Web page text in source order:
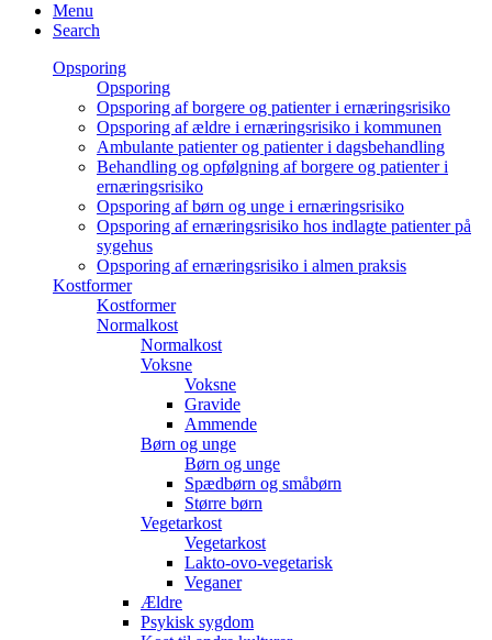
Menu
Search
Opsporing
Opsporing
Opsporing af borgere og patienter i ernæringsrisiko
Opsporing af ældre i ernæringsrisiko i kommunen
Ambulante patienter og patienter i dagsbehandling
Behandling og opfølgning af borgere og patienter i
ernæringsrisiko
Opsporing af børn og unge i ernæringsrisiko
Opsporing af ernæringsrisiko hos indlagte patienter på
sygehus
Opsporing af ernæringsrisiko i almen praksis
Kostformer
Kostformer
Normalkost
Normalkost
Voksne
Voksne
Gravide
Ammende
Børn og unge
Børn og unge
Spædbørn og småbørn
Større børn
Vegetarkost
Vegetarkost
Lakto-ovo-vegetarisk
Veganer
Ældre
Psykisk sygdom